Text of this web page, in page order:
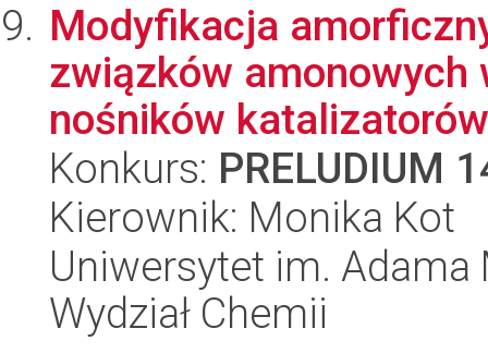
Modyfikacja
związków
nośników
Konkurs: PRELUDIUM
Kierownik: Monika Kot
Uniwersytet im.
Wydział Chemii